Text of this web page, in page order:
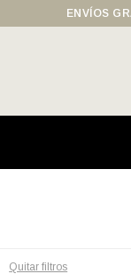
ENVÍOS
Quitar filtros